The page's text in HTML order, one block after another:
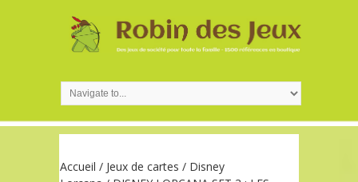
Accueil / Jeux de cartes / Disney